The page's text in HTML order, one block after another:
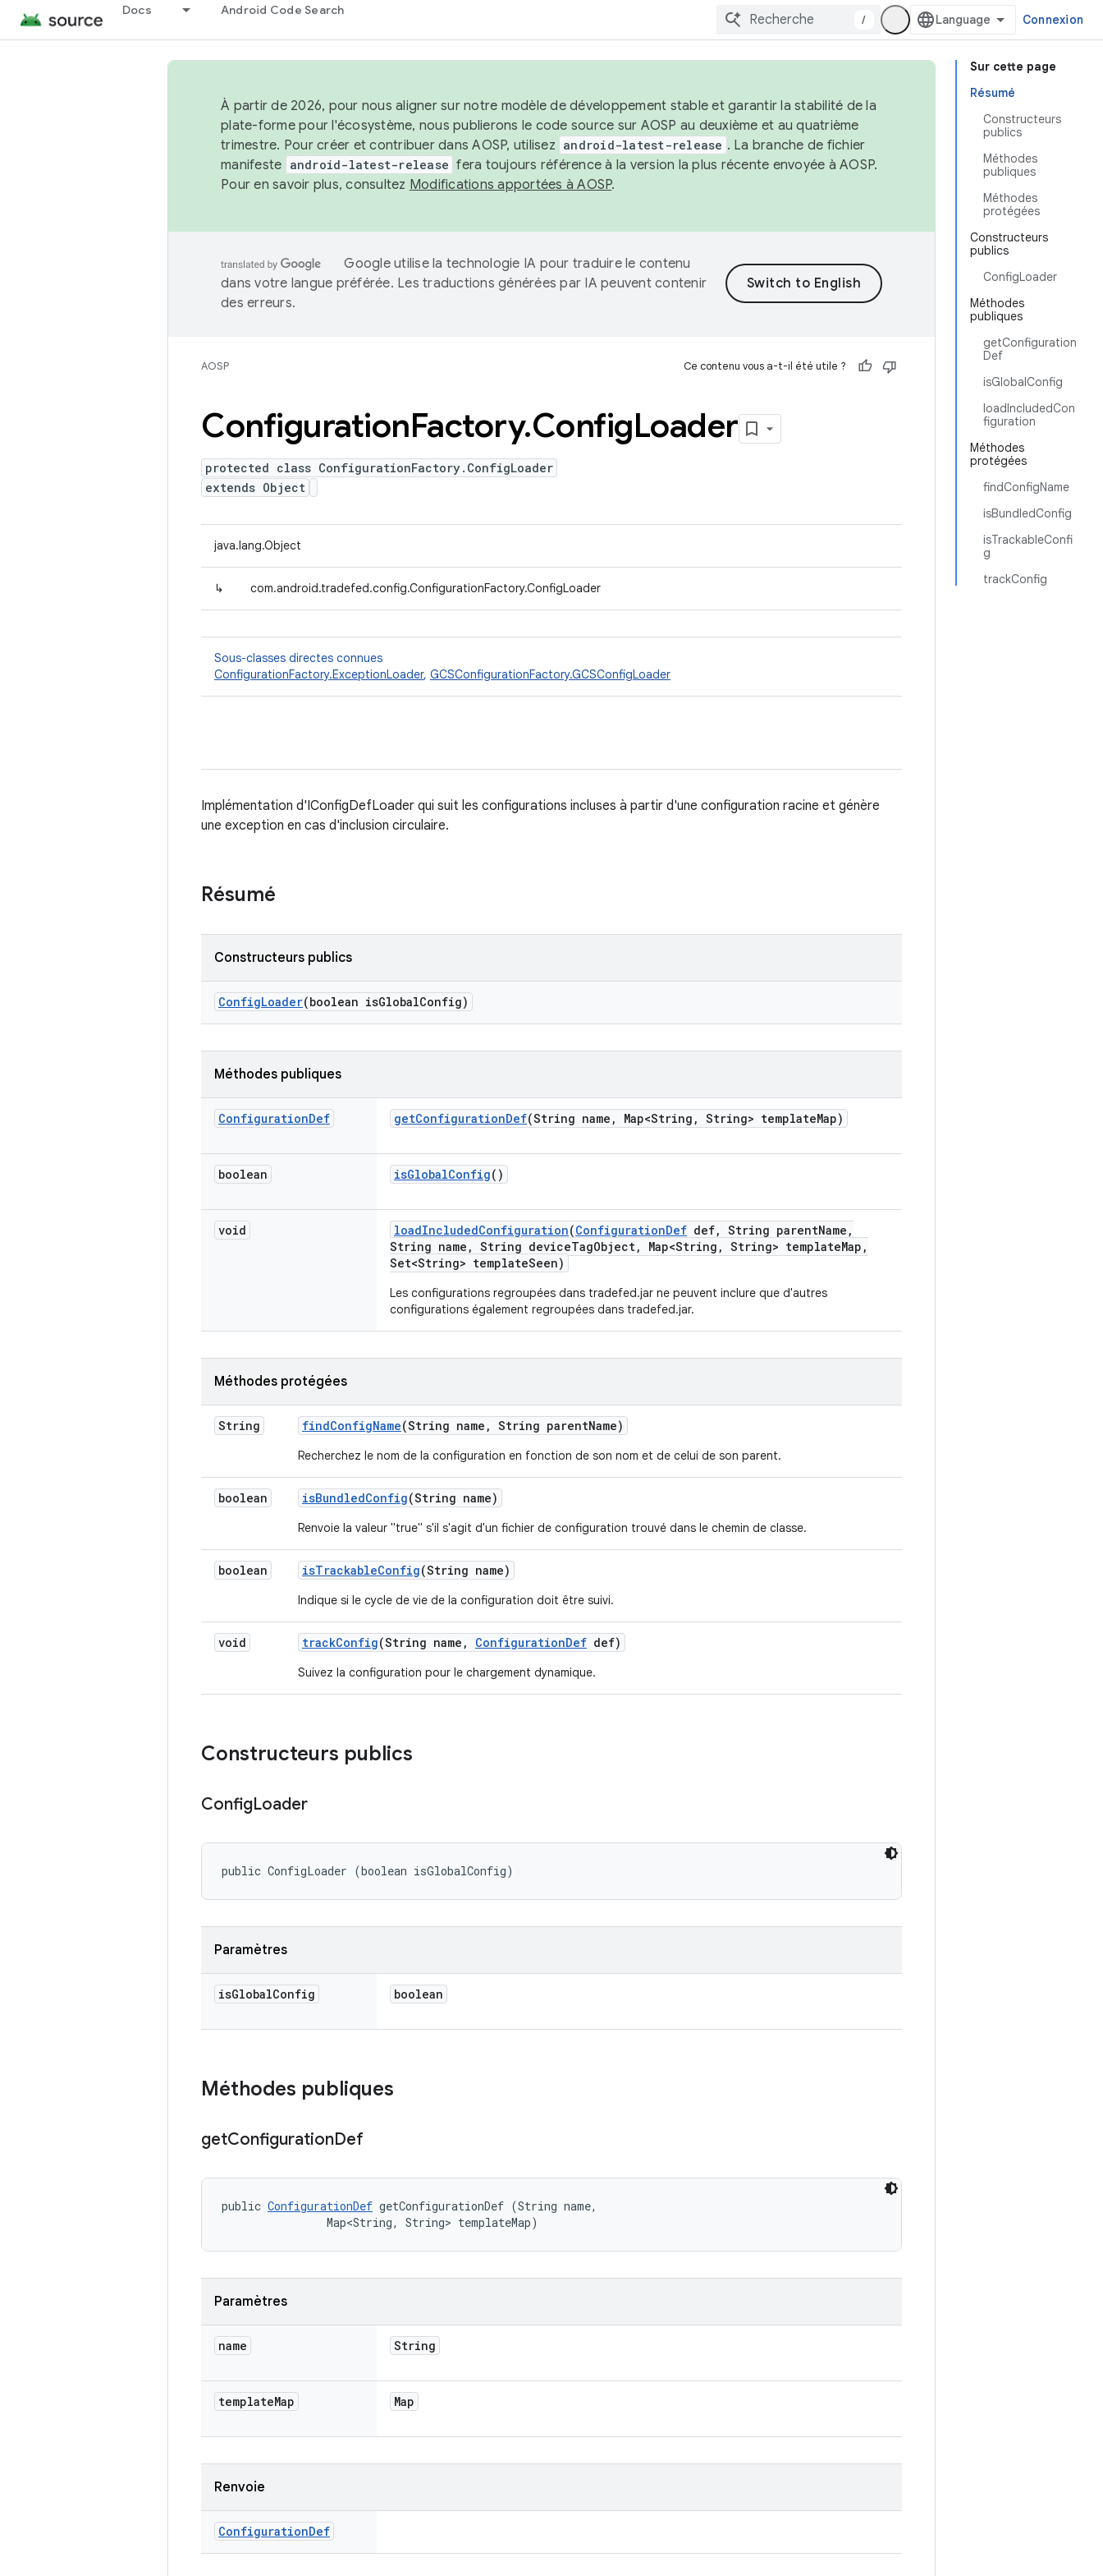
Docs Android Code Search
/ Connexion
Sur cette page
Résumé
Constructeurs
publics
Méthodes
publiques
Méthodes
protégées
Constructeurs
publics
ConfigLoader
Méthodes
publiques
getConfiguration
Def
isGlobalConfig
loadIncludedCon
figuration
Méthodes
protégées
findConfigName
isBundledConfig
isTrackableConfi
g
trackConfig
À partir de 2026, pour nous aligner sur notre modèle de développement stable et garantir la stabilité de la
plate-forme pour l'écosystème, nous publierons le code source sur AOSP au deuxième et au quatrième
trimestre. Pour créer et contribuer dans AOSP, utilisez android-latest-release . La branche de fichier
manifeste android-latest-release fera toujours référence à la version la plus récente envoyée à AOSP.
Pour en savoir plus, consultez Modifications apportées à AOSP.
Google utilise la technologie IA pour traduire le contenu
dans votre langue préférée. Les traductions générées par IA peuvent contenir
des erreurs.
AOSP Ce contenu vous a-t-il été utile ?
ConfigurationFactory.ConfigLoader
protected class ConfigurationFactory.ConfigLoader
extends Object
java.lang.Object
↳ com.android.tradefed.config.ConfigurationFactory.ConfigLoader
Sous-classes directes connues
ConfigurationFactory.ExceptionLoader, GCSConfigurationFactory.GCSConfigLoader
Implémentation d'IConfigDefLoader qui suit les configurations incluses à partir d'une configuration racine et génère
une exception en cas d'inclusion circulaire.
Résumé
Constructeurs publics
ConfigLoader(boolean isGlobalConfig)
Méthodes publiques
ConfigurationDef getConfigurationDef(String name , Map<String , String> templateMap)
boolean isGlobalConfig()
void loadIncludedConfiguration(ConfigurationDef def, String parentName ,
String name , String deviceTagObject, Map<String , String> templateMap ,
Set<String> templateSeen)
Les configurations regroupées dans tradefed.jar ne peuvent inclure que d'autres
configurations également regroupées dans tradefed.jar.
Méthodes protégées
String findConfigName(String name , String parentName)
Recherchez le nom de la configuration en fonction de son nom et de celui de son parent.
boolean isBundledConfig(String name)
Renvoie la valeur "true" s'il s'agit d'un fichier de configuration trouvé dans le chemin de classe.
boolean isTrackableConfig(String name)
Indique si le cycle de vie de la configuration doit être suivi.
void trackConfig(String name , ConfigurationDef def)
Suivez la configuration pour le chargement dynamique.
Constructeurs publics
ConfigLoader
public ConfigLoader (boolean isGlobalConfig)
Paramètres
isGlobalConfig boolean
Méthodes publiques
getConfigurationDef
public ConfigurationDef getConfigurationDef (String name,
                Map<String, String> templateMap)
Paramètres
name String
templateMap Map
Renvoie
ConfigurationDef